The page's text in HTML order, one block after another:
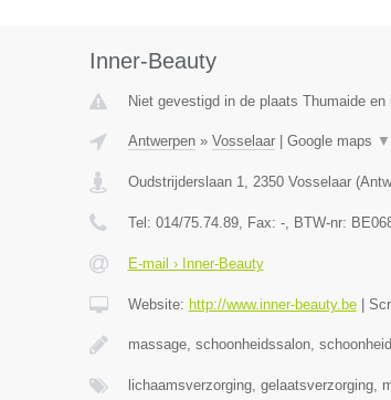
Inner-Beauty
Niet gevestigd in de plaats Thumaide
Antwerpen» Vosselaar| Google maps ▼
Oudstrijderslaan 1, 2350 Vosselaar(
Tel: 014/75.74.89, Fax: -, BTW-nr:
E-mail › Inner-Beauty
Website: http://www.inner-beauty.be|
massage, schoonheidssalon,
lichaamsverzorging, gelaatsverzorging,